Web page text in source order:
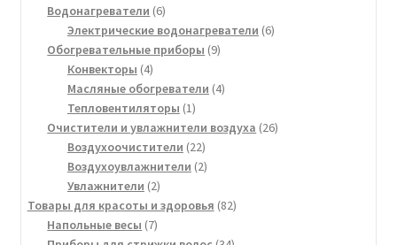
Водонагреватели 66
товаров
Электрические водонагреватели 66
Обогревательные приборы 99
Конвекторы 44
товара
Масляные обогреватели 44
Тепловентиляторы 11
товар
Очистители и увлажнители воздуха 2626
Воздухоочистители 2222
товара
Воздухоувлажнители 22
Увлажнители 22
товара
Товары для красоты и здоровья 8282
Напольные весы 77